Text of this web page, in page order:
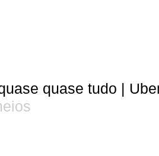
quase tudo |